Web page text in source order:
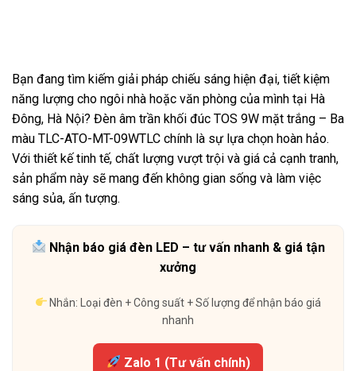
Bạn đang tìm kiếm giải pháp chiếu sáng hiện đại, tiết kiệm
năng lượng cho ngôi nhà hoặc văn phòng của mình tại Hà
Đông, Hà Nội? Đèn âm trần khối đúc TOS 9W mặt trắng – Ba
màu TLC-ATO-MT-09WTLC chính là sự lựa chọn hoàn hảo.
Với thiết kế tinh tế, chất lượng vượt trội và giá cả cạnh tranh,
sản phẩm này sẽ mang đến không gian sống và làm việc
sáng sủa, ấn tượng.
Nhận báo giá đèn LED – tư vấn nhanh & giá tận
xưởng
Nhắn: Loại đèn + Công suất + Số lượng để nhận báo giá
nhanh
Zalo 1 (Tư vấn chính)